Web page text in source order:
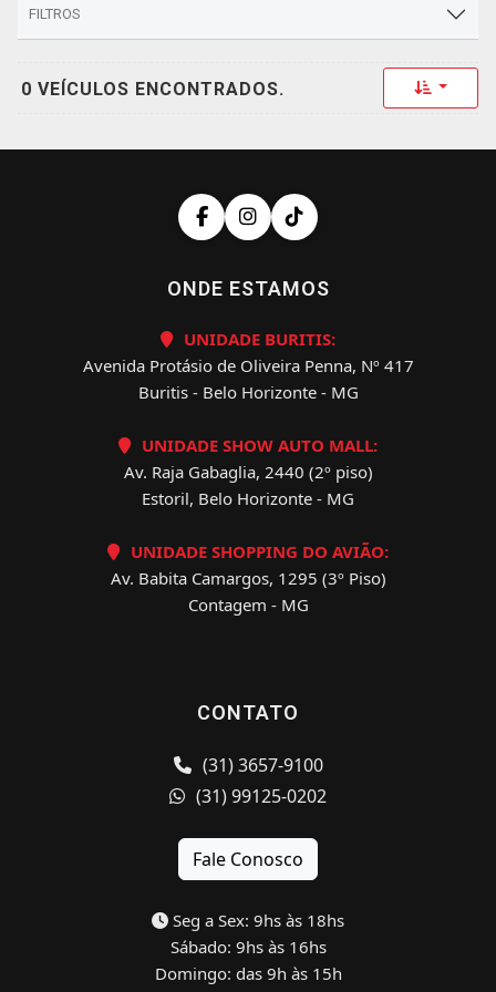
FILTROS
0 VEÍCULOS ENCONTRADOS. Toggle
ONDE ESTAMOS
UNIDADE BURITIS:
Avenida Protásio de Oliveira Penna, Nº 417
Buritis - Belo Horizonte - MG
UNIDADE SHOW AUTO MALL:
Av. Raja Gabaglia, 2440 (2º piso)
Estoril, Belo Horizonte - MG
UNIDADE SHOPPING DO AVIÃO:
Av. Babita Camargos, 1295 (3º Piso)
Contagem - MG
CONTATO
(31) 3657-9100
(31) 99125-0202
Fale Conosco
Seg a Sex: 9hs às 18hs
Sábado: 9hs às 16hs
Domingo: das 9h às 15h